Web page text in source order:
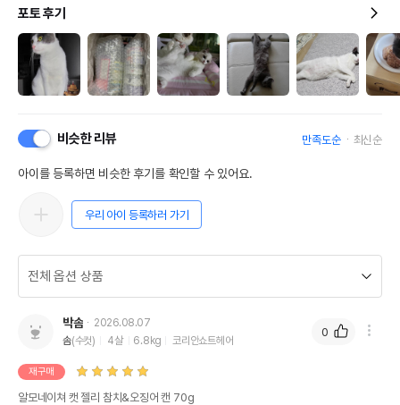
포토 후기
비슷한 리뷰 만족도순 최신순
아이를 등록하면 비슷한 후기를 확인할 수 있어요.
우리 아이 등록하러 가기
박솜
2026.08.07
솜(수컷) 4살 6.8kg 코리안쇼트헤어
재구매
알모네이쳐 캣 젤리 참치&오징어 캔 70g
0